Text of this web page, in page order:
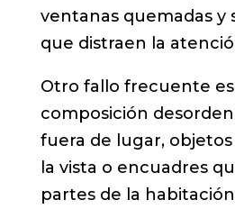
ventanas quemadas y
que distraen la
Otro fallo frecuente es
composición
fuera de lugar,
la vista o encuadres
partes de la